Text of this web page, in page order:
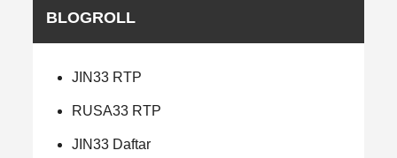
BLOGROLL
JIN33 RTP
RUSA33 RTP
JIN33 Daftar